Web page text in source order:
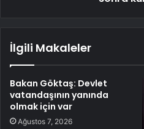
İlgili Makaleler
Bakan Göktaş: Devlet
vatandaşının yanında
olmak için var
Ağustos 7, 2026